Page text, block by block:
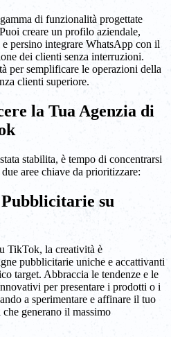
di funzionalità progettate
creare un profilo aziendale,
persino integrare WhatsApp con il
dei clienti senza interruzioni.
per semplificare le operazioni della
clienti superiore.
la Tua Agenzia di
stabilita, è tempo di concentrarsi
aree chiave da prioritizzare:
su
TikTok, la creatività è
pubblicitarie uniche e accattivanti
target. Abbraccia le tendenze e le
per presentare i prodotti o i
a sperimentare e affinare il tuo
generano il massimo